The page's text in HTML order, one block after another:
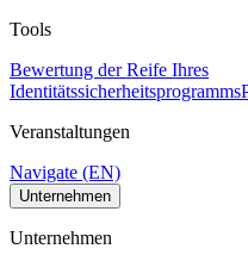
Tools
Bewertung der Reife Ihres
Identitätssicherheitsprogramms
Veranstaltungen
Navigate (EN)
Unternehmen
Unternehmen